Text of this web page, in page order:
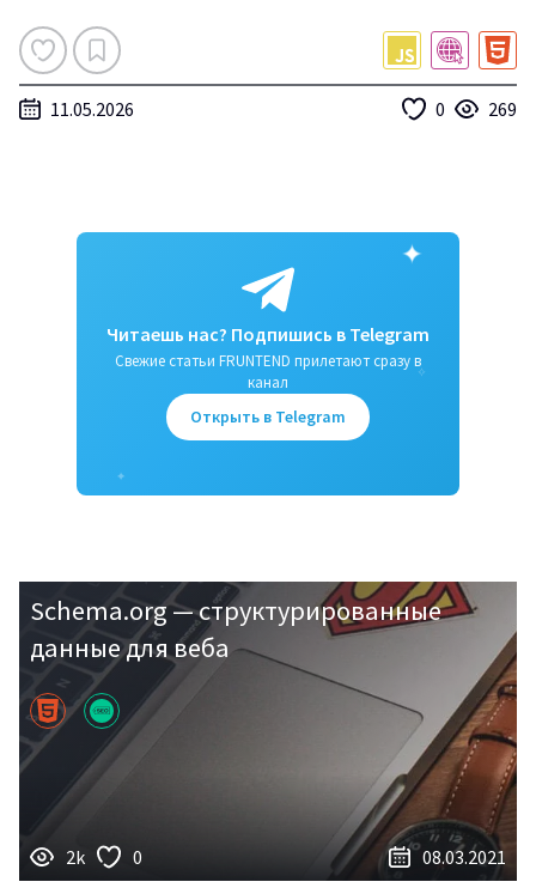
11.05.2026 0 269
✦
✦
✧
Читаешь нас? Подпишись в Telegram
Свежие статьи FRUNTEND прилетают сразу в
канал
Открыть в Telegram
Schema.org — структурированные
данные для веба
2k 0 08.03.2021